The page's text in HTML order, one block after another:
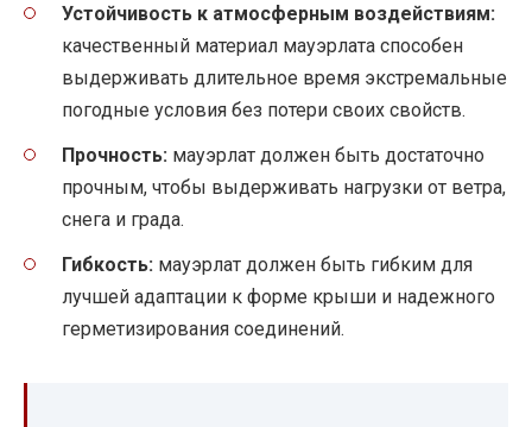
Устойчивость к атмосферным воздействиям:
качественный материал мауэрлата способен
выдерживать длительное время экстремальные
погодные условия без потери своих свойств.
Прочность: мауэрлат должен быть достаточно
прочным, чтобы выдерживать нагрузки от ветра,
снега и града.
Гибкость: мауэрлат должен быть гибким для
лучшей адаптации к форме крыши и надежного
герметизирования соединений.